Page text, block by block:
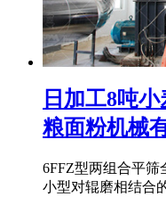
日加工8吨
粮面粉机械
6FFZ型两组合平筛
小型对辊磨相结合